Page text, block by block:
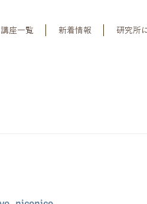
講座一覧 新着情報 研究所